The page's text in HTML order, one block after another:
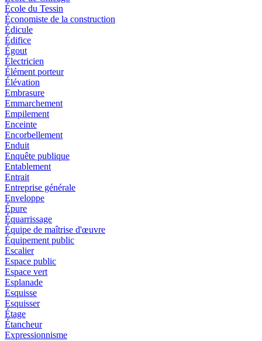
École du Tessin
Économiste de la construction
Édicule
Édifice
Égout
Électricien
Élément porteur
Élévation
Embrasure
Emmarchement
Empilement
Enceinte
Encorbellement
Enduit
Enquête publique
Entablement
Entrait
Entreprise générale
Enveloppe
Épure
Équarrissage
Équipe de maîtrise d'œuvre
Équipement public
Escalier
Espace public
Espace vert
Esplanade
Esquisse
Esquisser
Étage
Étancheur
Expressionnisme